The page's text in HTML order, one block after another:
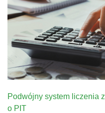
Podwójny system liczenia
o PIT